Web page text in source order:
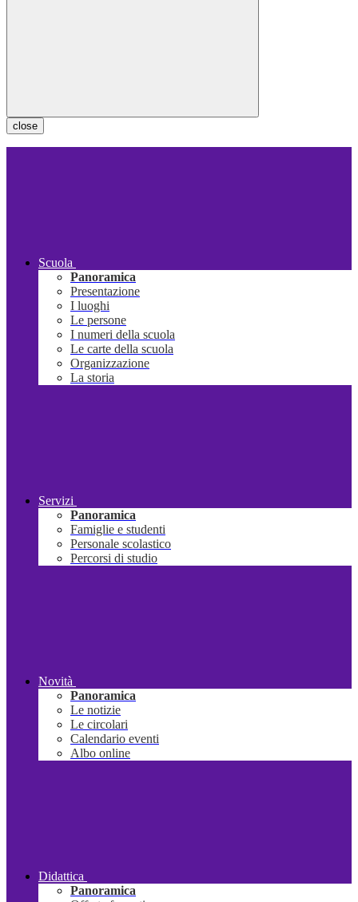
close
Scuola
Panoramica
Presentazione
I luoghi
Le persone
I numeri della scuola
Le carte della scuola
Organizzazione
La storia
Servizi
Panoramica
Famiglie e studenti
Personale scolastico
Percorsi di studio
Novità
Panoramica
Le notizie
Le circolari
Calendario eventi
Albo online
Didattica
Panoramica